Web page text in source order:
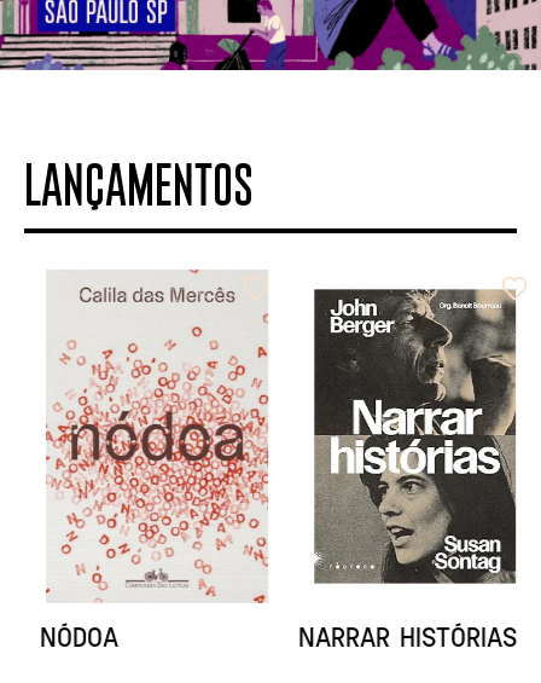
LANÇAMENTOS
NÓDOA
NARRAR HISTÓRIAS